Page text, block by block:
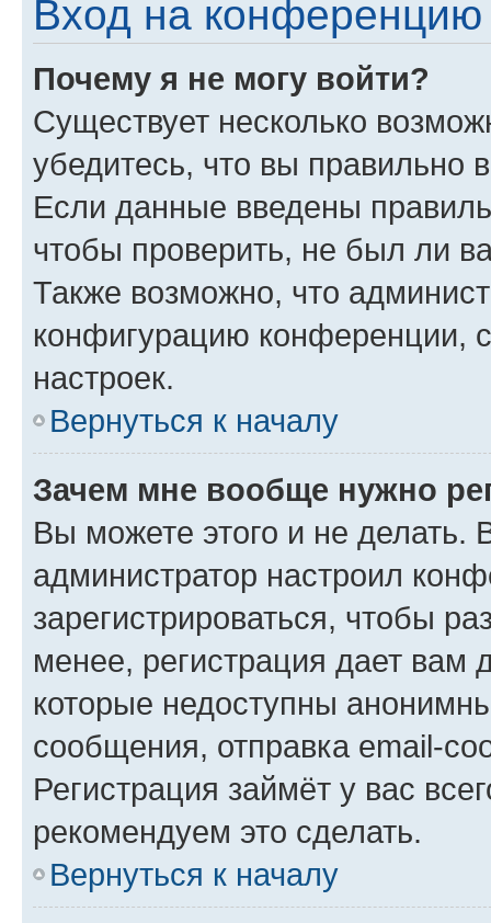
Вход на конференцию
Почему я не могу войти?
Существует несколько
убедитесь, что вы правильно
Если данные введены
чтобы проверить, не был ли
Также возможно, что
конфигурацию конференции,
настроек.
Вернуться к началу
Зачем мне вообще нужно
Вы можете этого и не делать.
администратор настроил
зарегистрироваться, чтобы
менее, регистрация дает вам
которые недоступны
сообщения, отправка email-
Регистрация займёт у вас
рекомендуем это сделать.
Вернуться к началу